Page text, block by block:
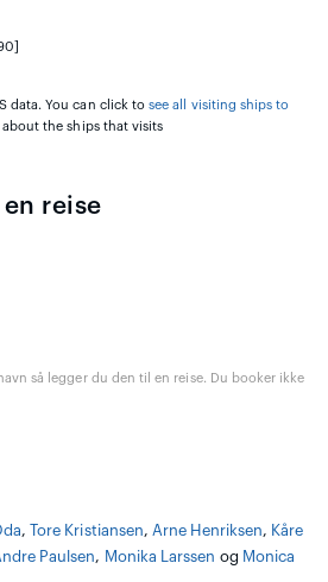
data. You can click tosee all visiting ships to
about the ships that visits
reise
så legger du den til en reise. Du booker ikke
, Tore Kristiansen, Arne Henriksen, Kåre
Paulsen, Monika Larssen og Monica